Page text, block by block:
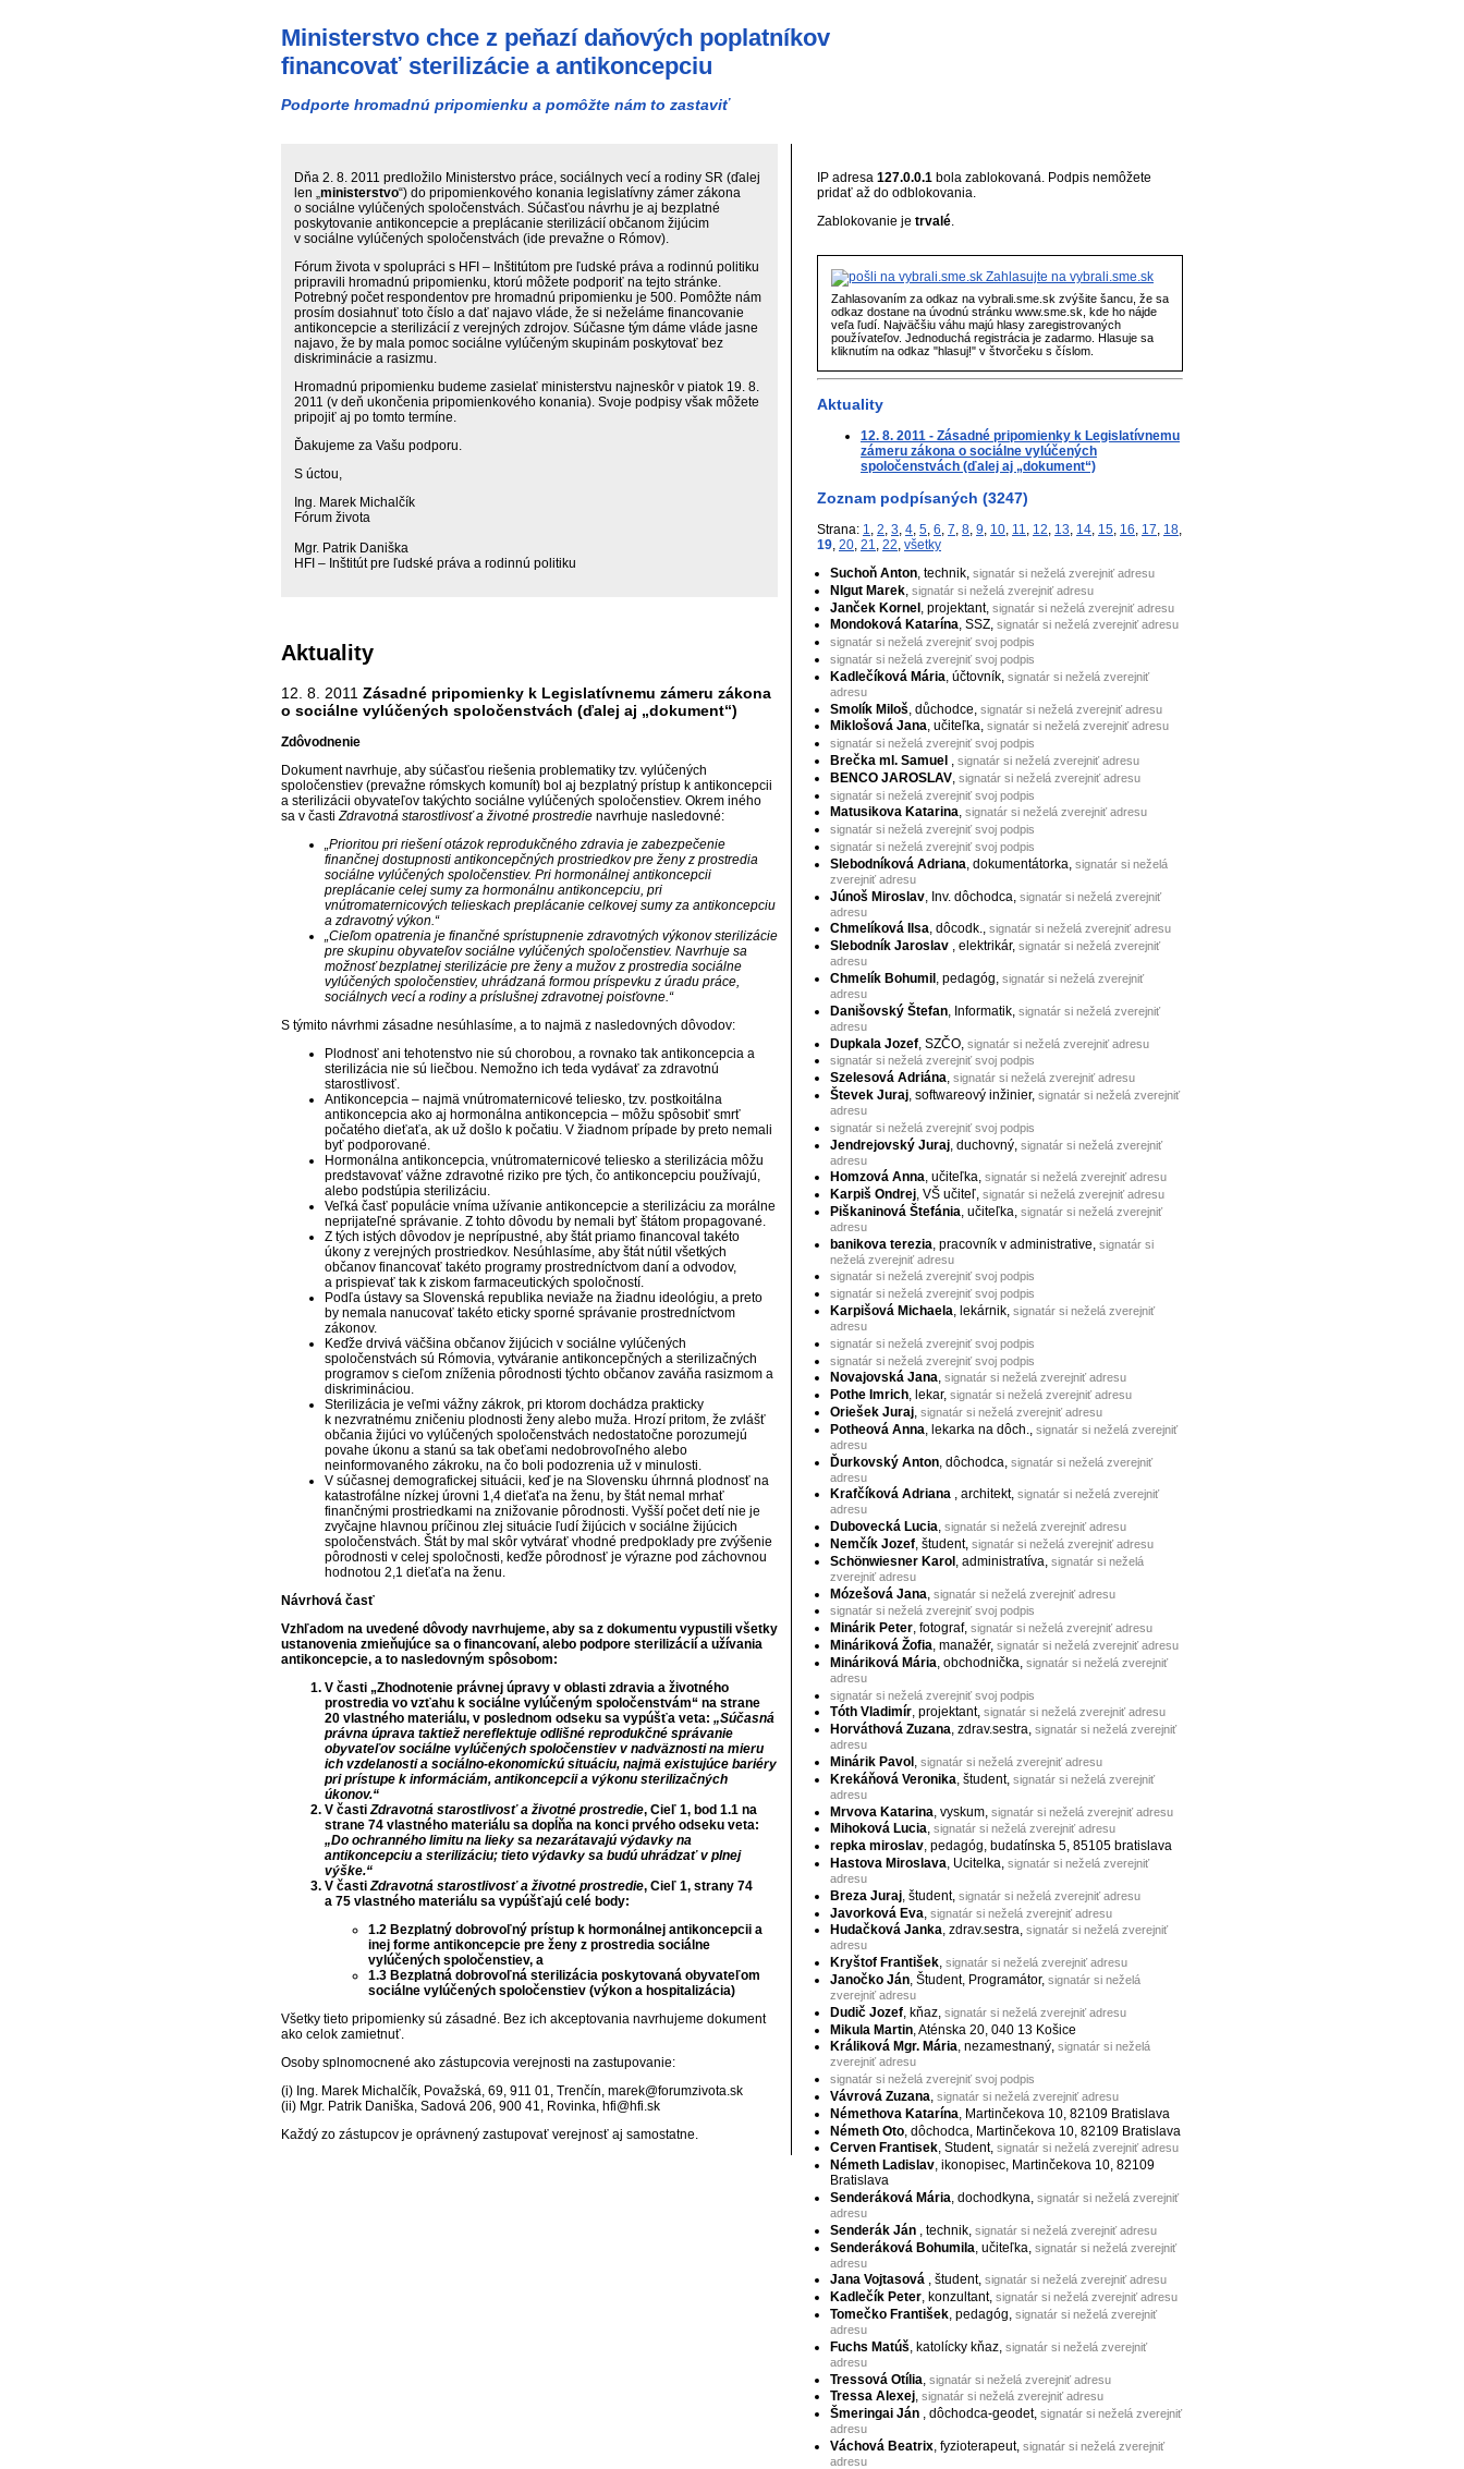
Ministerstvo chce z peňazí daňových poplatníkov
financovať sterilizácie a antikoncepciu
Podporte hromadnú pripomienku a pomôžte nám to zastaviť
Dňa 2. 8. 2011 predložilo Ministerstvo práce, sociálnych vecí a rodiny SR (ďalej
len „ ministerstvo“) do pripomienkového konania legislatívny zámer zákona
o sociálne vylúčených spoločenstvách. Súčasťou návrhu je aj bezplatné
poskytovanie antikoncepcie a preplácanie sterilizácií občanom žijúcim
v sociálne vylúčených spoločenstvách (ide prevažne o Rómov).
Fórum života v spolupráci s HFI – Inštitútom pre ľudské práva a rodinnú politiku
pripravili hromadnú pripomienku, ktorú môžete podporiť na tejto stránke.
Potrebný počet respondentov pre hromadnú pripomienku je 500. Pomôžte nám
prosím dosiahnuť toto číslo a dať najavo vláde, že si neželáme financovanie
antikoncepcie a sterilizácií z verejných zdrojov. Súčasne tým dáme vláde jasne
najavo, že by mala pomoc sociálne vylúčeným skupinám poskytovať bez
diskriminácie a rasizmu.
Hromadnú pripomienku budeme zasielať ministerstvu najneskôr v piatok 19. 8.
2011 (v deň ukončenia pripomienkového konania). Svoje podpisy však môžete
pripojiť aj po tomto termíne.
Ďakujeme za Vašu podporu.
S úctou,
Ing. Marek Michalčík
Fórum života
Mgr. Patrik Daniška
HFI – Inštitút pre ľudské práva a rodinnú politiku
Aktuality
12. 8. 2011 Zásadné pripomienky k Legislatívnemu zámeru zákona
o sociálne vylúčených spoločenstvách (ďalej aj „dokument“)
Zdôvodnenie
Dokument navrhuje, aby súčasťou riešenia problematiky tzv. vylúčených
spoločenstiev (prevažne rómskych komunít) bol aj bezplatný prístup k antikoncepcii
a sterilizácii obyvateľov takýchto sociálne vylúčených spoločenstiev. Okrem iného
sa v častiZdravotná starostlivosť a životné prostredie navrhuje nasledovné:
„Prioritou pri riešení otázok reprodukčného zdravia je zabezpečenie
finančnej dostupnosti antikoncepčných prostriedkov pre ženy z prostredia
sociálne vylúčených spoločenstiev. Pri hormonálnej antikoncepcii
preplácanie celej sumy za hormonálnu antikoncepciu, pri
vnútromaternicových telieskach preplácanie celkovej sumy za antikoncepciu
a zdravotný výkon.“
„Cieľom opatrenia je finančné sprístupnenie zdravotných výkonov sterilizácie
pre skupinu obyvateľov sociálne vylúčených spoločenstiev. Navrhuje sa
možnosť bezplatnej sterilizácie pre ženy a mužov z prostredia sociálne
vylúčených spoločenstiev, uhrádzaná formou príspevku z úradu práce,
sociálnych vecí a rodiny a príslušnej zdravotnej poisťovne.“
S týmito návrhmi zásadne nesúhlasíme, a to najmä z nasledovných dôvodov:
Plodnosť ani tehotenstvo nie sú chorobou, a rovnako tak antikoncepcia a
sterilizácia nie sú liečbou. Nemožno ich teda vydávať za zdravotnú
starostlivosť.
Antikoncepcia – najmä vnútromaternicové teliesko, tzv. postkoitálna
antikoncepcia ako aj hormonálna antikoncepcia – môžu spôsobiť smrť
počatého dieťaťa, ak už došlo k počatiu. V žiadnom prípade by preto nemali
byť podporované.
Hormonálna antikoncepcia, vnútromaternicové teliesko a sterilizácia môžu
predstavovať vážne zdravotné riziko pre tých, čo antikoncepciu používajú,
alebo podstúpia sterilizáciu.
Veľká časť populácie vníma užívanie antikoncepcie a sterilizáciu za morálne
neprijateľné správanie. Z tohto dôvodu by nemali byť štátom propagované.
Z tých istých dôvodov je neprípustné, aby štát priamo financoval takéto
úkony z verejných prostriedkov. Nesúhlasíme, aby štát nútil všetkých
občanov financovať takéto programy prostredníctvom daní a odvodov,
a prispievať tak k ziskom farmaceutických spoločností.
Podľa ústavy sa Slovenská republika neviaže na žiadnu ideológiu, a preto
by nemala nanucovať takéto eticky sporné správanie prostredníctvom
zákonov.
Keďže drvivá väčšina občanov žijúcich v sociálne vylúčených
spoločenstvách sú Rómovia, vytváranie antikoncepčných a sterilizačných
programov s cieľom zníženia pôrodnosti týchto občanov zaváňa rasizmom a
diskrimináciou.
Sterilizácia je veľmi vážny zákrok, pri ktorom dochádza prakticky
k nezvratnému zničeniu plodnosti ženy alebo muža. Hrozí pritom, že zvlášť
občania žijúci vo vylúčených spoločenstvách nedostatočne porozumejú
povahe úkonu a stanú sa tak obeťami nedobrovoľného alebo
neinformovaného zákroku, na čo boli podozrenia už v minulosti.
V súčasnej demografickej situácii, keď je na Slovensku úhrnná plodnosť na
katastrofálne nízkej úrovni 1,4 dieťaťa na ženu, by štát nemal mrhať
finančnými prostriedkami na znižovanie pôrodnosti. Vyšší počet detí nie je
zvyčajne hlavnou príčinou zlej situácie ľudí žijúcich v sociálne žijúcich
spoločenstvách. Štát by mal skôr vytvárať vhodné predpoklady pre zvýšenie
pôrodnosti v celej spoločnosti, keďže pôrodnosť je výrazne pod záchovnou
hodnotou 2,1 dieťaťa na ženu.
Návrhová časť
Vzhľadom na uvedené dôvody navrhujeme, aby sa z dokumentu vypustili všetky
ustanovenia zmieňujúce sa o financovaní, alebo podpore sterilizácií a užívania
antikoncepcie, a to nasledovným spôsobom:
V časti „Zhodnotenie právnej úpravy v oblasti zdravia a životného
prostredia vo vzťahu k sociálne vylúčeným spoločenstvám“ na strane
20 vlastného materiálu, v poslednom odseku sa vypúšťa veta: „Súčasná
právna úprava taktiež nereflektuje odlišné reprodukčné správanie
obyvateľov sociálne vylúčených spoločenstiev v nadväznosti na mieru
ich vzdelanosti a sociálno-ekonomickú situáciu, najmä existujúce bariéry
pri prístupe k informáciám, antikoncepcii a výkonu sterilizačných
úkonov.“
V častiZdravotná starostlivosť a životné prostredie, Cieľ 1, bod 1.1 na
strane 74 vlastného materiálu sa dopĺňa na konci prvého odseku veta:
„Do ochranného limitu na lieky sa nezarátavajú výdavky na
antikoncepciu a sterilizáciu; tieto výdavky sa budú uhrádzať v plnej
výške.“
V častiZdravotná starostlivosť a životné prostredie, Cieľ 1, strany 74
a 75 vlastného materiálu sa vypúšťajú celé body:
1.2 Bezplatný dobrovoľný prístup k hormonálnej antikoncepcii a
inej forme antikoncepcie pre ženy z prostredia sociálne
vylúčených spoločenstiev, a
1.3 Bezplatná dobrovoľná sterilizácia poskytovaná obyvateľom
sociálne vylúčených spoločenstiev (výkon a hospitalizácia)
Všetky tieto pripomienky sú zásadné. Bez ich akceptovania navrhujeme dokument
ako celok zamietnuť.
Osoby splnomocnené ako zástupcovia verejnosti na zastupovanie:
(i) Ing. Marek Michalčík, Považská, 69, 911 01, Trenčín, marek@forumzivota.sk
(ii) Mgr. Patrik Daniška, Sadová 206, 900 41, Rovinka, hfi@hfi.sk
Každý zo zástupcov je oprávnený zastupovať verejnosť aj samostatne.
IP adresa 127.0.0.1 bola zablokovaná. Podpis nemôžete
pridať až do odblokovania.
Zablokovanie je trvalé
Zahlasujte na vybrali.sme.sk
Zahlasovaním za odkaz na vybrali.sme.sk zvýšite šancu, že sa
odkaz dostane na úvodnú stránku www.sme.sk, kde ho nájde
veľa ľudí. Najväčšiu váhu majú hlasy zaregistrovaných
používateľov. Jednoduchá registrácia je zadarmo. Hlasuje sa
kliknutím na odkaz "hlasuj!" v štvorčeku s číslom.
Aktuality
12. 8. 2011 - Zásadné pripomienky k Legislatívnemu
zámeru zákona o sociálne vylúčených
spoločenstvách (ďalej aj „dokument“)
Zoznam podpísaných (3247)
Strana: 1, 2, 3, 4, 5, 6, 7, 8, 9, 10, 11, 12, 13, 14, 15, 16, 17, 18,
19, 20, 21, 22, všetky
Suchoň Anton, technik, signatár si neželá zverejniť adresu
NIgut Marek signatár si neželá zverejniť adresu
Janček Kornel , projektant, signatár si neželá zverejniť adresu
Mondoková Katarína, SSZ, signatár si neželá zverejniť adresu
signatár si neželá zverejniť svoj podpis
signatár si neželá zverejniť svoj podpis
Kadlečíková Mária , účtovník, signatár si neželá zverejniť
adresu
Smolík Miloš , důchodce, signatár si neželá zverejniť adresu
Miklošová Jana, učiteľka, signatár si neželá zverejniť adresu
signatár si neželá zverejniť svoj podpis
Brečka ml. Samuel , signatár si neželá zverejniť adresu
BENCO JAROSLAV signatár si neželá zverejniť adresu
signatár si neželá zverejniť svoj podpis
Matusikova Katarina, signatár si neželá zverejniť adresu
signatár si neželá zverejniť svoj podpis
signatár si neželá zverejniť svoj podpis
Slebodníková Adriana , dokumentátorka, signatár si neželá
zverejniť adresu
Júnoš Miroslav , Inv. dôchodca, signatár si neželá zverejniť
adresu
Chmelíková Ilsa, dôcodk., signatár si neželá zverejniť adresu
Slebodník Jaroslav , elektrikár, signatár si neželá zverejniť
adresu
Chmelík Bohumil , pedagóg, signatár si neželá zverejniť
adresu
Danišovský Štefan , Informatik, signatár si neželá zverejniť
adresu
Dupkala Jozef , SZČO, signatár si neželá zverejniť adresu
signatár si neželá zverejniť svoj podpis
Szelesová Adriána, signatár si neželá zverejniť adresu
Števek Juraj, softwareový inžinier, signatár si neželá zverejniť
adresu
signatár si neželá zverejniť svoj podpis
Jendrejovský Juraj , duchovný, signatár si neželá zverejniť
adresu
Homzová Anna, učiteľka, signatár si neželá zverejniť adresu
Karpiš Ondrej, VŠ učiteľ, signatár si neželá zverejniť adresu
Piškaninová Štefánia, učiteľka, signatár si neželá zverejniť
adresu
banikova terezia , pracovník v administrative, signatár si
neželá zverejniť adresu
signatár si neželá zverejniť svoj podpis
signatár si neželá zverejniť svoj podpis
Karpišová Michaela, lekárnik, signatár si neželá zverejniť
adresu
signatár si neželá zverejniť svoj podpis
signatár si neželá zverejniť svoj podpis
Novajovská Jana, signatár si neželá zverejniť adresu
Pothe Imrich, lekar, signatár si neželá zverejniť adresu
Oriešek Juraj, signatár si neželá zverejniť adresu
Potheová Anna, lekarka na dôch., signatár si neželá zverejniť
adresu
Ďurkovský Anton , dôchodca, signatár si neželá zverejniť
adresu
Krafčíková Adriana , architekt, signatár si neželá zverejniť
adresu
Dubovecká Lucia, signatár si neželá zverejniť adresu
Nemčík Jozef, študent, signatár si neželá zverejniť adresu
Schönwiesner Karol, administratíva, signatár si neželá
zverejniť adresu
Mózešová Jana signatár si neželá zverejniť adresu
signatár si neželá zverejniť svoj podpis
Minárik Peter, fotograf, signatár si neželá zverejniť adresu
Mináriková Žofia, manažér, signatár si neželá zverejniť adresu
Mináriková Mária, obchodnička, signatár si neželá zverejniť
adresu
signatár si neželá zverejniť svoj podpis
Tóth Vladimír, projektant, signatár si neželá zverejniť adresu
Horváthová Zuzana, zdrav.sestra, signatár si neželá zverejniť
adresu
Minárik Pavol , signatár si neželá zverejniť adresu
Krekáňová Veronika, študent, signatár si neželá zverejniť
adresu
Mrvova Katarina , vyskum, signatár si neželá zverejniť adresu
Mihoková Lucia, signatár si neželá zverejniť adresu
repka miroslav, pedagóg, budatínska 5, 85105 bratislava
Hastova Miroslava, Ucitelka, signatár si neželá zverejniť
adresu
Breza Juraj , študent, signatár si neželá zverejniť adresu
Javorková Eva signatár si neželá zverejniť adresu
Hudačková Janka, zdrav.sestra, signatár si neželá zverejniť
adresu
Kryštof František, signatár si neželá zverejniť adresu
Janočko Ján, Študent, Programátor, signatár si neželá
zverejniť adresu
Dudič Jozef , kňaz, signatár si neželá zverejniť adresu
Mikula Martin , Aténska 20, 040 13 Košice
Králiková Mgr. Mária, nezamestnaný, signatár si neželá
zverejniť adresu
signatár si neželá zverejniť svoj podpis
Vávrová Zuzana, signatár si neželá zverejniť adresu
Némethova Katarína , Martinčekova 10, 82109 Bratislava
Németh Oto , dôchodca, Martinčekova 10, 82109 Bratislava
Cerven Frantisek, Student, signatár si neželá zverejniť adresu
Németh Ladislav, ikonopisec, Martinčekova 10, 82109
Bratislava
Senderáková Mária, dochodkyna, signatár si neželá zverejniť
adresu
Senderák Ján , technik, signatár si neželá zverejniť adresu
Senderáková Bohumila , učiteľka, signatár si neželá zverejniť
adresu
Jana Vojtasová , študent, signatár si neželá zverejniť adresu
Kadlečík Peter, konzultant, signatár si neželá zverejniť adresu
Tomečko František, pedagóg, signatár si neželá zverejniť
adresu
Fuchs Matúš , katolícky kňaz, signatár si neželá zverejniť
adresu
Tressová Otília signatár si neželá zverejniť adresu
Tressa Alexej, signatár si neželá zverejniť adresu
Šmeringai Ján , dôchodca-geodet, signatár si neželá zverejniť
adresu
Váchová Beatrix, fyzioterapeut, signatár si neželá zverejniť
adresu